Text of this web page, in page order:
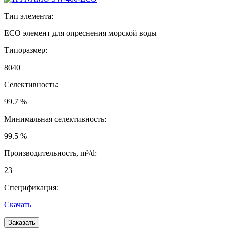
Тип элемента:
ECO элемент для опреснения морской воды
Типоразмер:
8040
Селективность:
99.7 %
Минимальная селективность:
99.5 %
Производительность, m³/d:
23
Спецификация:
Скачать
Заказать